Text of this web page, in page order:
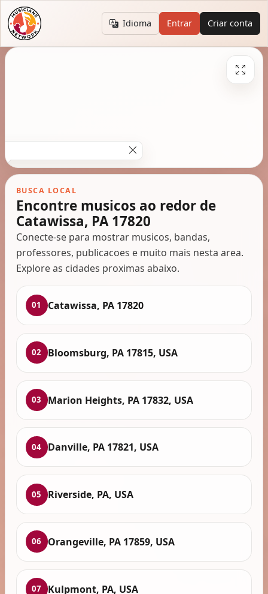
Idioma Entrar Criar conta
BUSCA LOCAL
Encontre musicos ao redor de
Catawissa, PA 17820
Conecte-se para mostrar musicos, bandas,
professores, publicacoes e muito mais nesta area.
Explore as cidades proximas abaixo.
01 Catawissa, PA 17820
02 Bloomsburg, PA 17815, USA
03 Marion Heights, PA 17832, USA
04 Danville, PA 17821, USA
05 Riverside, PA, USA
06 Orangeville, PA 17859, USA
07 Kulpmont, PA, USA